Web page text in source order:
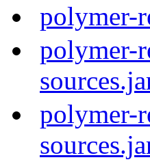
polymer-
polymer-
polymer-